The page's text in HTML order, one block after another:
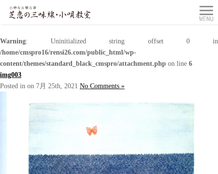
Warning: Uninitialized string offset 0 in
/home/cmspro16/rensi26.com/public_html/wp-
content/themes/standard_black_cmspro/attachment.php on line 6
img003
Posted in on 7月 25th, 2021 No Comments »